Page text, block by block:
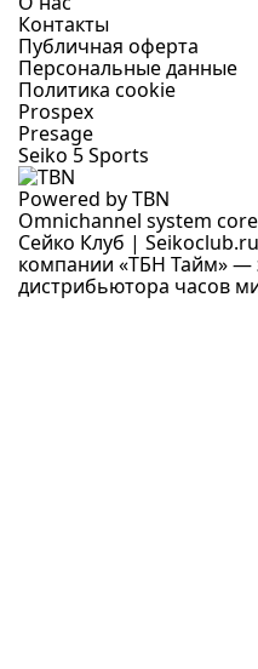
Контакты
Публичная оферта
Персональные данные
Политика cookie
Prospex
Presage
Seiko 5 Sports
Powered by TBN
Omnichannel system core
Сейко Клуб |
компании «ТБН Тайм» —
дистрибьютора часов